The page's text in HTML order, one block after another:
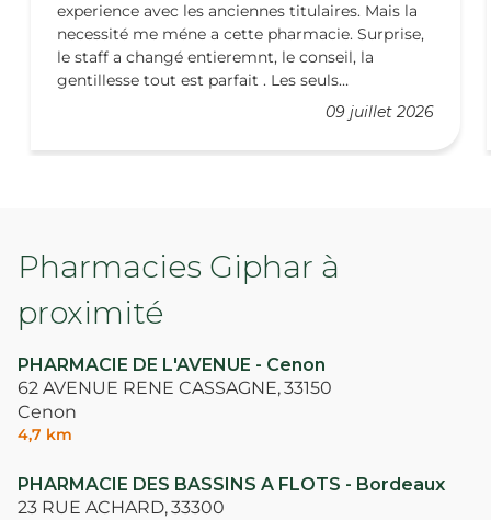
09 juillet 2026
experience avec les anciennes titulaires. Mais la
necessité me méne a cette pharmacie. Surprise,
le staff a changé entieremnt, le conseil, la
gentillesse tout est parfait . Les seuls
commentaires negatifs que j'ai lu se portent sur
le monde et le temps d'attente; mais si il y a du
monde c'est que les gens reviennent car satisfait.
expedié avec un traitement inadapté pour passer
Pharmacies Giphar à
proximité
PHARMACIE DE L'AVENUE - Cenon
62 AVENUE RENE CASSAGNE,33150
Cenon
4,7 km
PHARMACIE DES BASSINS A FLOTS - Bordeaux
23 RUE ACHARD,33300